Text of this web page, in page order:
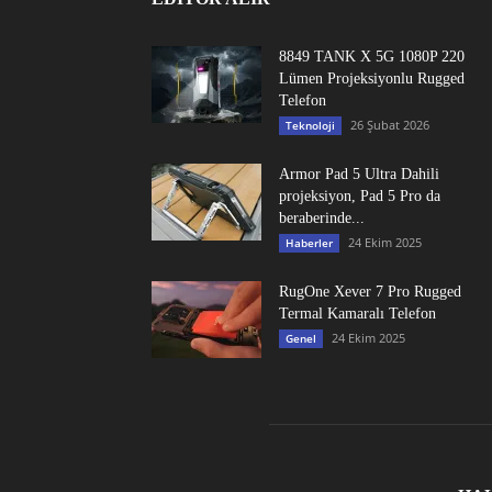
8849 TANK X 5G 1080P 220
Lümen Projeksiyonlu Rugged
Telefon
Teknoloji 26 Şubat 2026
Armor Pad 5 Ultra Dahili
projeksiyon, Pad 5 Pro da
beraberinde...
Haberler 24 Ekim 2025
RugOne Xever 7 Pro Rugged
Termal Kamaralı Telefon
Genel 24 Ekim 2025